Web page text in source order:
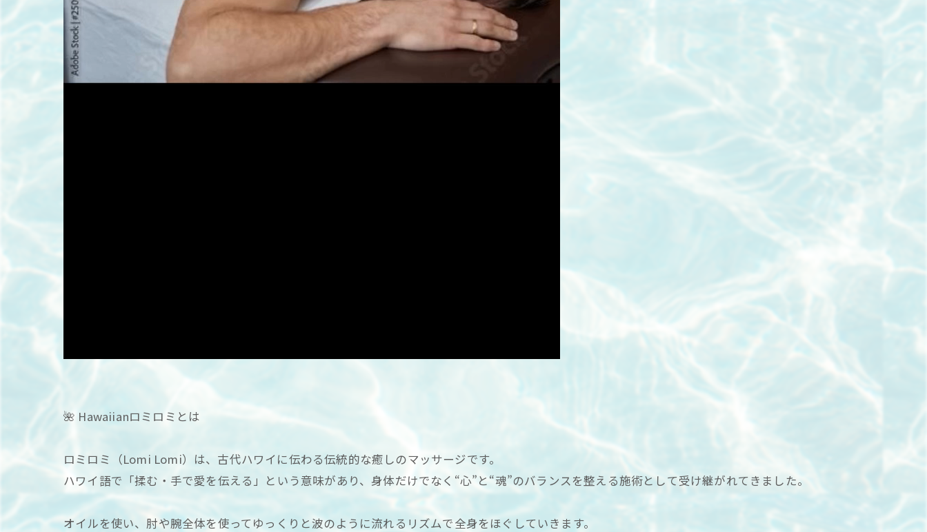
🌺 Hawaiianロミロミとは
ロミロミ（Lomi Lomi）は、古代ハワイに伝わる伝統的な癒しのマッサージです。
ハワイ語で「揉む・手で愛を伝える」という意味があり、身体だけでなく“心”と“魂”のバランスを整える施術として受け継がれてきました。
オイルを使い、肘や腕全体を使ってゆっくりと波のように流れるリズムで全身をほぐしていきます。